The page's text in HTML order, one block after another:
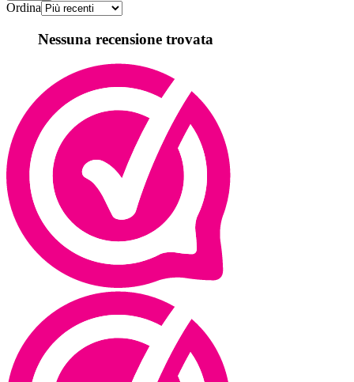
Ordina
Nessuna recensione trovata